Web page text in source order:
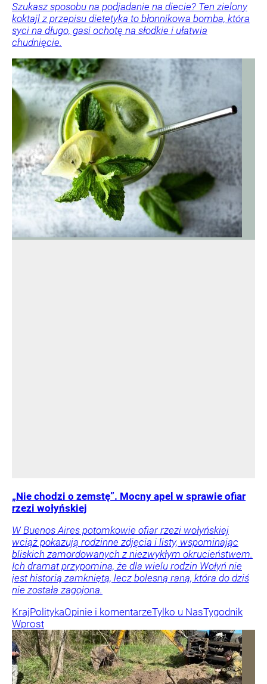
Szukasz sposobu na podjadanie na diecie? Ten zielony
koktajl z przepisu dietetyka to błonnikowa bomba, która
syci na długo, gasi ochotę na słodkie i ułatwia
chudnięcie.
„Nie chodzi o zemstę”. Mocny apel w sprawie ofiar
rzezi wołyńskiej
W Buenos Aires potomkowie ofiar rzezi wołyńskiej
wciąż pokazują rodzinne zdjęcia i listy, wspominając
bliskich zamordowanych z niezwykłym okrucieństwem.
Ich dramat przypomina, że dla wielu rodzin Wołyń nie
jest historią zamkniętą, lecz bolesną raną, która do dziś
nie została zagojona.
KrajPolitykaOpinie i komentarzeTylko u NasTygodnik
Wprost